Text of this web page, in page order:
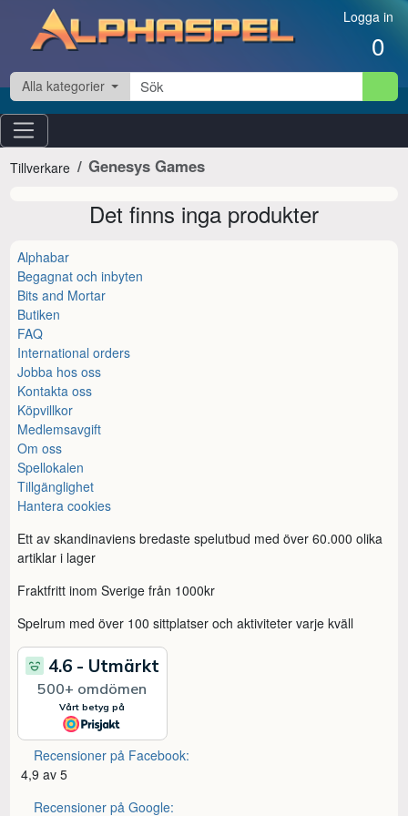
Hoppa till innehåll Logga in
0
Alla kategorier
Tillverkare Genesys Games
Det finns inga produkter
Alphabar
Begagnat och inbyten
Bits and Mortar
Butiken
FAQ
International orders
Jobba hos oss
Kontakta oss
Köpvillkor
Medlemsavgift
Om oss
Spellokalen
Tillgänglighet
Hantera cookies
Ett av skandinaviens bredaste spelutbud med över 60.000 olika
artiklar i lager
Fraktfritt inom Sverige från 1000kr
Spelrum med över 100 sittplatser och aktiviteter varje kväll
Recensioner på Facebook:
4,9 av 5
Recensioner på Google: